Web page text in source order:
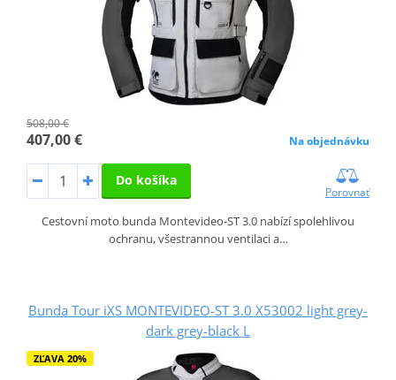
508,00 €
407,00 € Na objednávku
Do košíka
Porovnať
Cestovní moto bunda Montevideo‑ST 3.0 nabízí spolehlivou
ochranu, všestrannou ventilaci a…
Bunda Tour iXS MONTEVIDEO-ST 3.0 X53002 light grey-
dark grey-black L
ZĽAVA 20%